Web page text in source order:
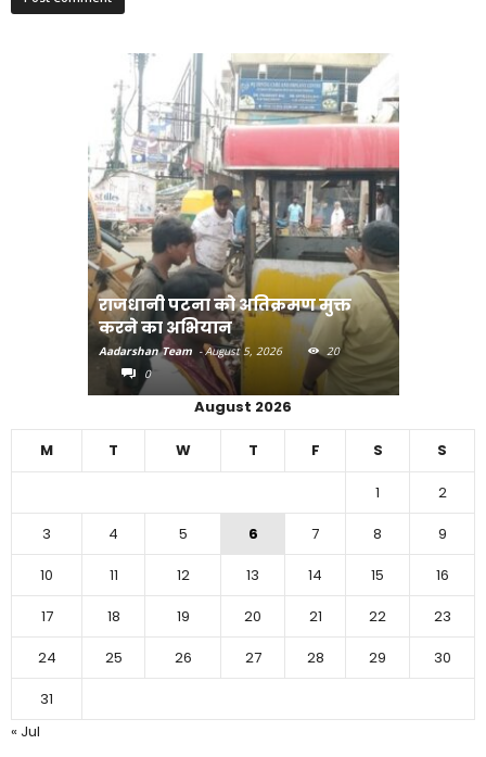
अतिक्रमण मुक्त
20
दियारा के लोगों के लिए फ्री स्टीमर सेवा
Aadarshan Team - August 4, 2026
0
August 2026
M T W T F S S
1
2
3
4 5 6 7 8
9
10
11 12 13 14 15
16
17
18 19 20 21 22
23
24
25 26 27 28 29
30
31
« Jul